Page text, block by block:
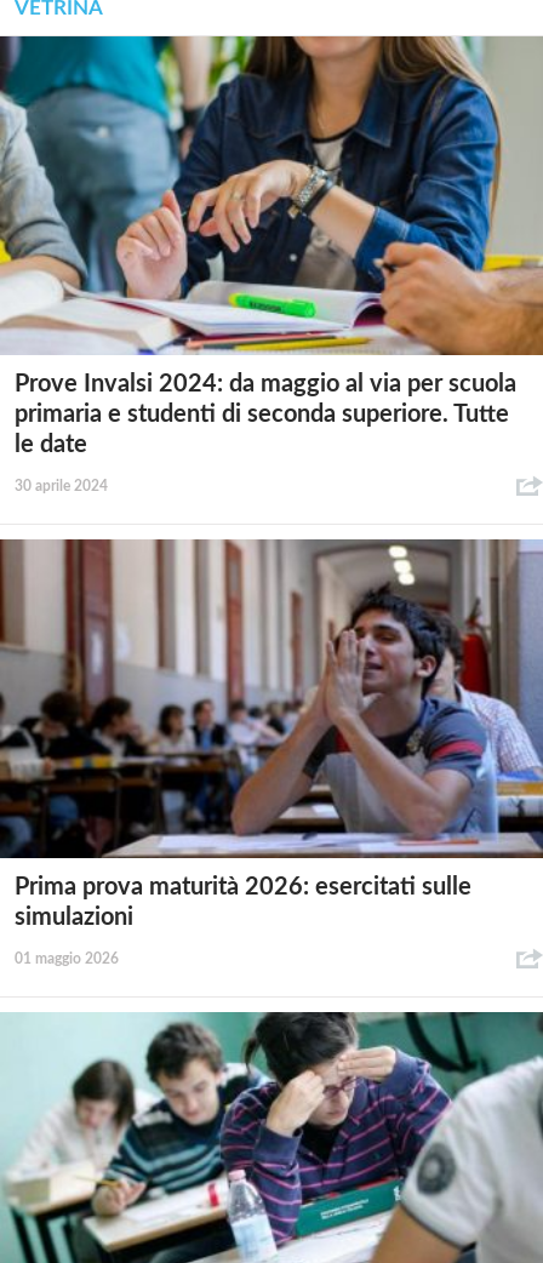
VETRINA
Prove Invalsi 2024: da maggio al via per scuola
primaria e studenti di seconda superiore. Tutte
le date
30 aprile 2024
Prima prova maturità 2026: esercitati sulle
simulazioni
01 maggio 2026